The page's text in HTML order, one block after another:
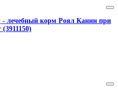
- лечебный корм Роял Канин при